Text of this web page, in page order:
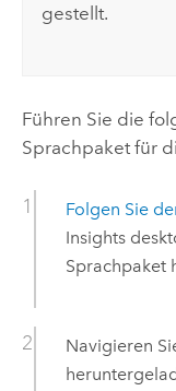
gestellt.
Führen Sie die
Sprachpaket für
Folgen Sie
Insights
Sprachpaket
Navigieren